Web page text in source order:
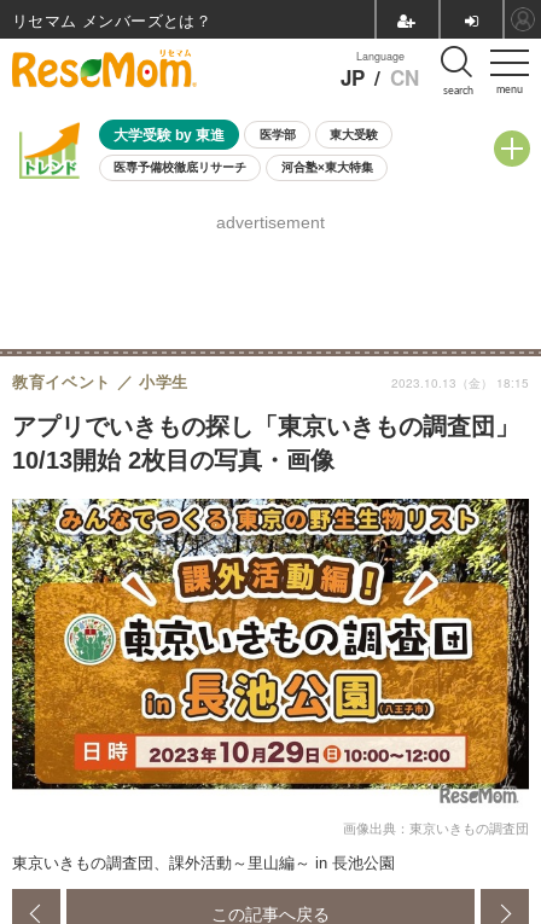
menu
Language
JP / CN search
大学受験 by 東進 医学部 東大受験
医専予備校徹底リサーチ 河合塾×東大特集
8月開催学校説明会・相談会
advertisement
アプリでいきもの探し「東京いきもの調査団」
10/13開始 2枚目の写真・画像
教育イベント 小学生 2023.10.13（金） 18:15
画像出典：東京いきもの調査団
東京いきもの調査団、課外活動～里山編～ in 長池公園
この記事へ戻る
リセマム メンバーズ